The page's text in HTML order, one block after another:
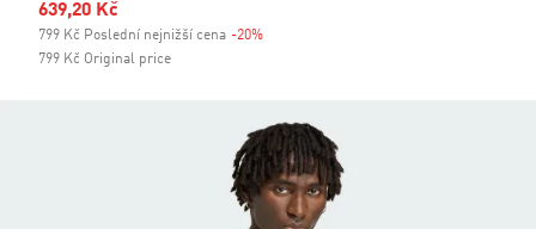
Zlevněná cena
639,20 Kč
799 Kč Poslední nejnižší cena -20%
799 Kč Original price